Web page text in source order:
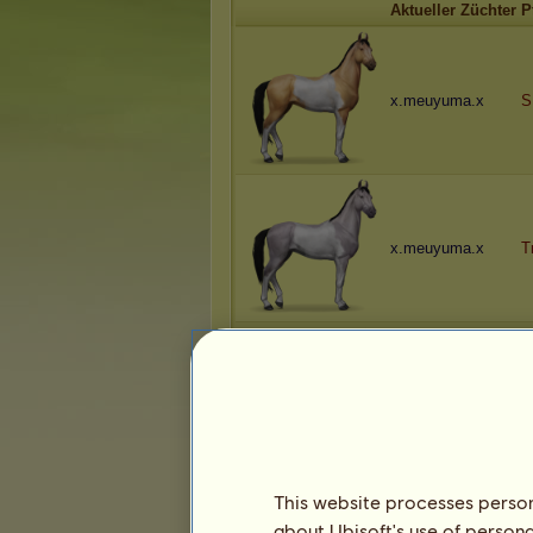
Aktueller Züchter
x.meuyuma.x
x.meuyuma.x
This website processes